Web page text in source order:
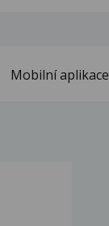
Mobilní aplikace